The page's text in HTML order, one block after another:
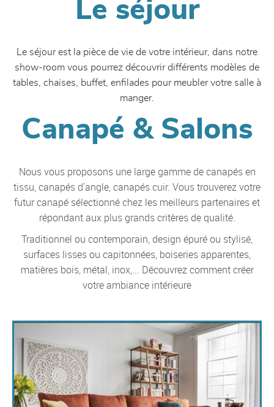
Le séjour
Le séjour est la pièce de vie de votre intérieur, dans notre
show-room vous pourrez découvrir différents modèles de
tables, chaises, buffet, enfilades pour meubler votre salle à
manger.
Canapé & Salons
Nous vous proposons une large gamme de canapés en
tissu, canapés d'angle, canapés cuir. Vous trouverez votre
futur canapé sélectionné chez les meilleurs partenaires et
répondant aux plus grands critères de qualité.
Traditionnel ou contemporain, design épuré ou stylisé,
surfaces lisses ou capitonnées, boiseries apparentes,
matières bois, métal, inox,... Découvrez comment créer
votre ambiance intérieure